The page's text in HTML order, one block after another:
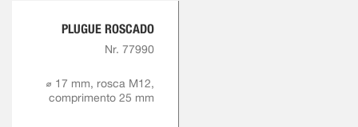
PLUGUE ROSCADO
Nr. 77990
⌀ 17 mm, rosca M12,
comprimento 25 mm